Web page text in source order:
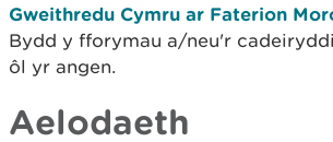
Gweithredu Cymru ar Faterion
Bydd y fforymau a/neu'r
ôl yr angen.
Aelodaeth